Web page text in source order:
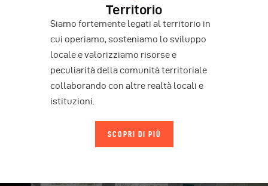
Territorio
Siamo fortemente legati al territorio in
cui operiamo, sosteniamo lo sviluppo
locale e valorizziamo risorse e
peculiarità della comunità territoriale
collaborando con altre realtà locali e
istituzioni.
SCOPRI DI PIÙ